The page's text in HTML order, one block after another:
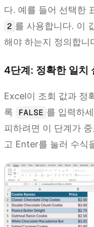
다. 예를 들어 선택한
2 를 사용합니다. 이
해야 하는지 정의합니
4단계: 정확한 일치
Excel이 조회 값과 정
록
FALSE 를 입력하
피하려면 이 단계가
고 Enter를 눌러 수식